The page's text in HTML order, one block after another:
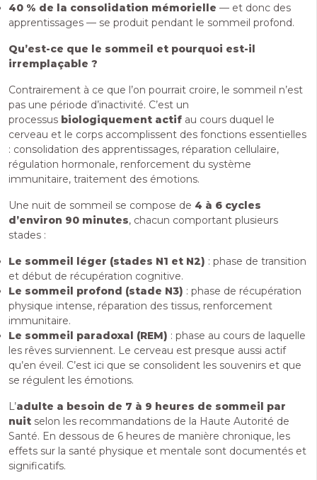
40 % de la consolidation mémorielle — et donc des
apprentissages — se produit pendant le sommeil profond.
Qu’est-ce que le sommeil et pourquoi est-il
irremplaçable ?
Contrairement à ce que l’on pourrait croire, le sommeil n’est
pas une période d’inactivité. C’est un
processus biologiquement actif au cours duquel le
cerveau et le corps accomplissent des fonctions essentielles
: consolidation des apprentissages, réparation cellulaire,
régulation hormonale, renforcement du système
immunitaire, traitement des émotions.
Une nuit de sommeil se compose de 4 à 6 cycles
d’environ 90 minutes, chacun comportant plusieurs
stades :
Le sommeil léger (stades N1 et N2) : phase de transition
et début de récupération cognitive.
Le sommeil profond (stade N3) : phase de récupération
physique intense, réparation des tissus, renforcement
immunitaire.
Le sommeil paradoxal (REM) : phase au cours de laquelle
les rêves surviennent. Le cerveau est presque aussi actif
qu’en éveil. C’est ici que se consolident les souvenirs et que
se régulent les émotions.
L’adulte a besoin de 7 à 9 heures de sommeil par
nuit selon les recommandations de la Haute Autorité de
Santé. En dessous de 6 heures de manière chronique, les
effets sur la santé physique et mentale sont documentés et
significatifs.